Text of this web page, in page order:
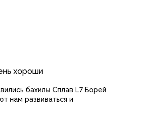
хороши
бахилы Сплав L7 Борей
нам развиваться и